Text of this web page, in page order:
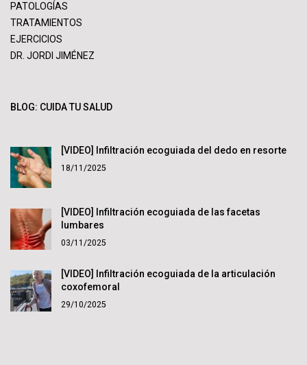
PATOLOGÍAS
TRATAMIENTOS
EJERCICIOS
DR. JORDI JIMÉNEZ
BLOG: CUIDA TU SALUD
[VIDEO] Infiltración ecoguiada del dedo en resorte
18/11/2025
[VIDEO] Infiltración ecoguiada de las facetas
lumbares
03/11/2025
[VIDEO] Infiltración ecoguiada de la articulación
coxofemoral
29/10/2025